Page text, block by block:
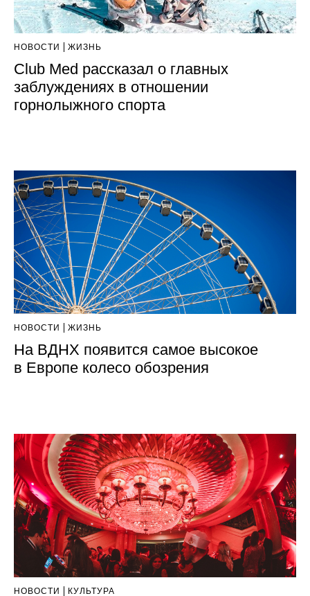
НОВОСТИ ЖИЗНЬ
Club Med рассказал о главных
заблуждениях в отношении
горнолыжного спорта
НОВОСТИ ЖИЗНЬ
На ВДНХ появится самое высокое
в Европе колесо обозрения
НОВОСТИ КУЛЬТУРА